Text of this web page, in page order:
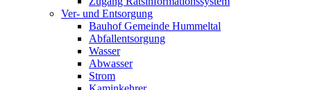
Ver- und Entsorgung
Bauhof Gemeinde Hummeltal
Abfallentsorgung
Wasser
Abwasser
Strom